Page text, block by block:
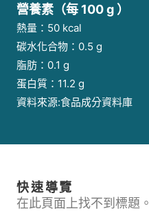
營養素（每 100 g ）
熱量：50 kcal
碳水化合物：0.5 g
脂肪：0.1 g
蛋白質：11.2 g
資料來源:食品成分資料庫
快速導覽
在此頁面上找不到標題。